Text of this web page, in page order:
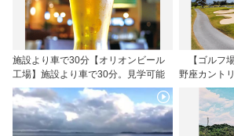
施設より車で30分【オリオンビール
工場】施設より車で30分。見学可能
【ゴルフ
野座カント